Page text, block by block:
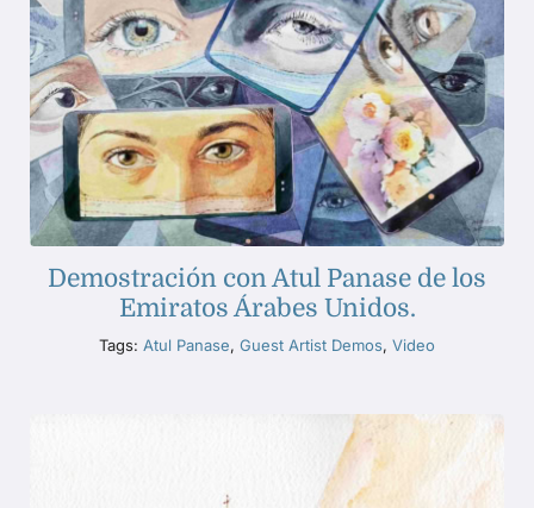
Demostración con Atul Panase de los
Emiratos Árabes Unidos.
Tags: Atul Panase, Guest Artist Demos, Video